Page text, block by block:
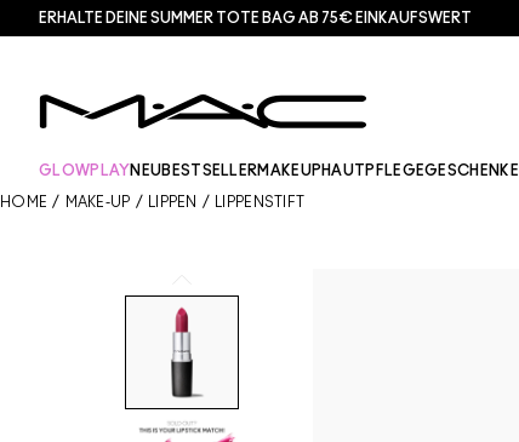
ERHALTE DEINE SUMMER TOTE BAG AB 75€ EINKAUFSWERT​
GLOWPLAY NEUBESTSELLER MAKEUP HAUTPFLEGEGESCHENKE
HOME / MAKE-UP / LIPPEN / LIPPENSTIFT